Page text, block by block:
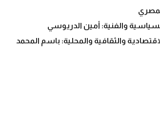
والفنية: أمين الدريوسي
والثقافية والمحلية: باسم المحمد